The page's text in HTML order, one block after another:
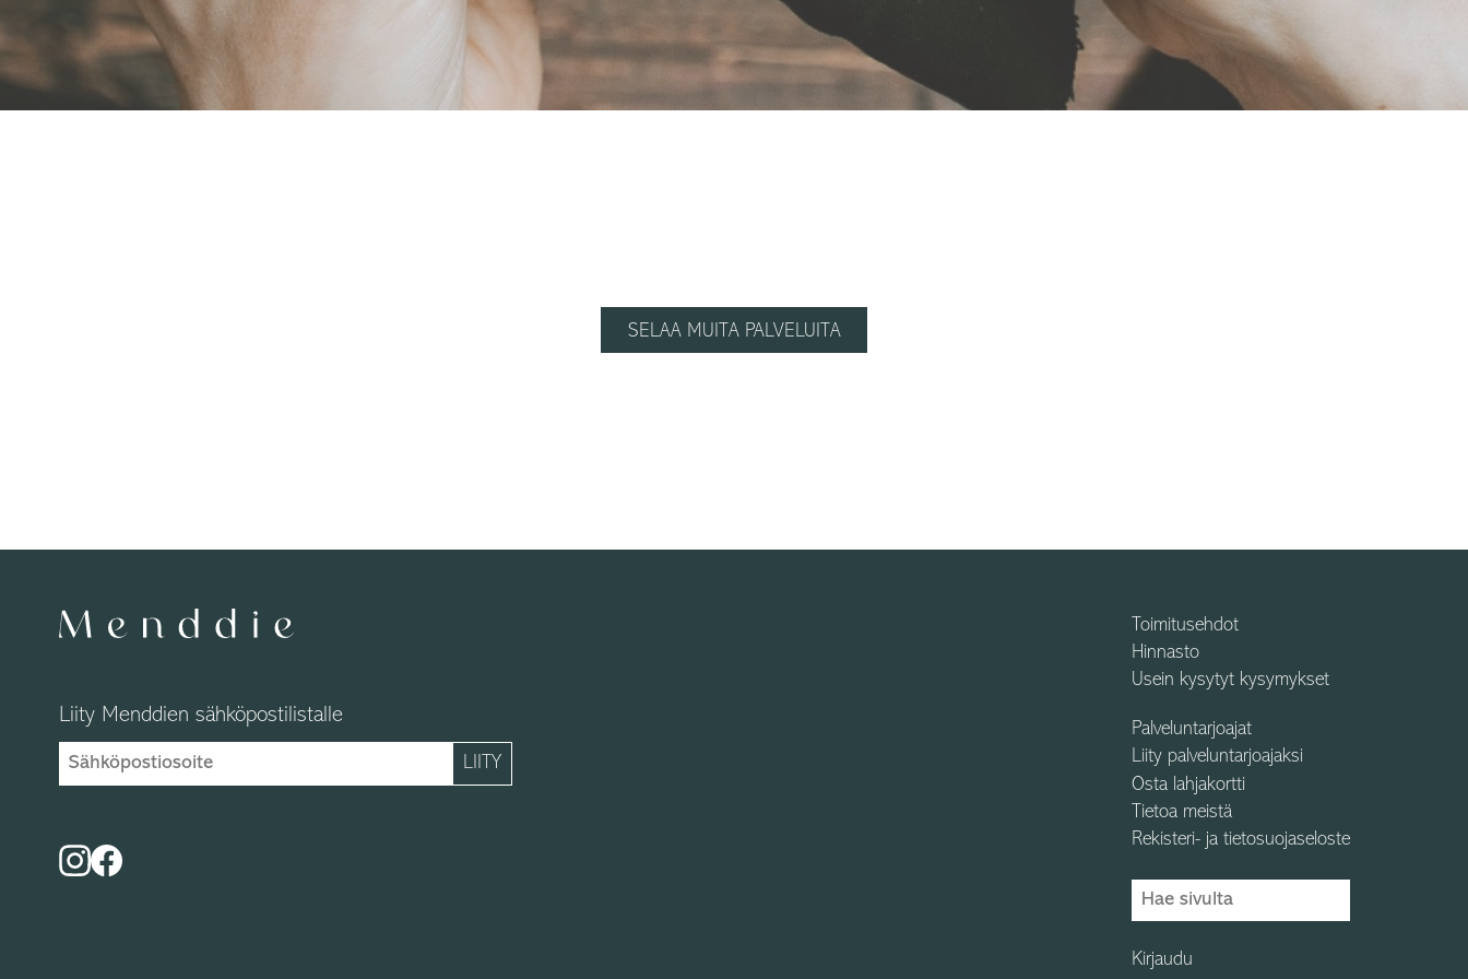
SELAA MUITA PALVELUITA
Liity Menddien sähköpostilistalle
Toimitusehdot
Hinnasto
Usein kysytyt kysymykset
Palveluntarjoajat
Liity palveluntarjoajaksi
Osta lahjakortti
Tietoa meistä
Rekisteri- ja tietosuojaseloste
Kirjaudu